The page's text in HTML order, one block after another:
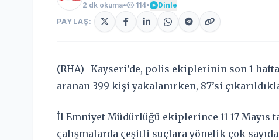
2 dk okuma• 114•
Dinle
PAYLAŞ:
(RHA)- Kayseri’de, polis ekiplerinin son 1
aranan 399 kişi yakalanırken, 87’si
İl Emniyet Müdürlüğü ekiplerince 11-17
çalışmalarda çeşitli suçlara yönelik çok